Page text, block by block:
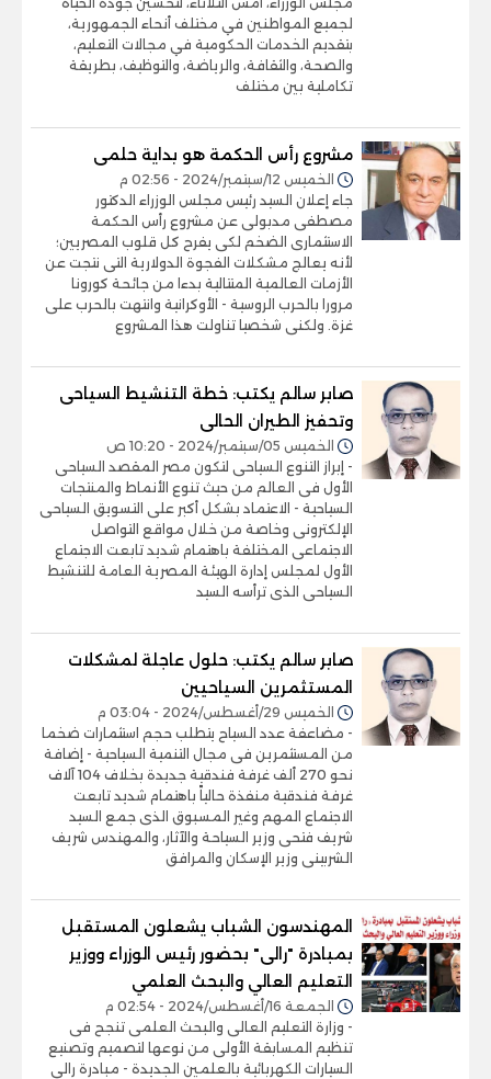
لجميع المواطنين في مختلف أنحاء الجمهورية،
بتقديم الخدمات الحكومية في مجالات التعليم،
والصحة، والثقافة، والرياضة، والتوظيف، بطريقة
تكاملية بين مختلف
مشروع رأس الحكمة هو بداية حلمى
الخميس 12/سبتمبر/2024 - 02:56 م
جاء إعلان السيد رئيس مجلس الوزراء الدكتور
مصطفى مدبولى عن مشروع رأس الحكمة
الاستثمارى الضخم لكى يفرح كل قلوب المصريين؛
لأنه يعالج مشكلات الفجوة الدولارية التى نتجت عن
الأزمات العالمية المتتالية بدءا من جائحة كورونا
مرورا بالحرب الروسية - الأوكرانية وانتهت بالحرب على
غزة. ولكنى شخصيا تناولت هذا المشروع
صابر سالم يكتب: خطة التنشيط السياحى
وتحفيز الطيران الحالى
الخميس 05/سبتمبر/2024 - 10:20 ص
- إبراز التنوع السياحى لتكون مصر المقصد السياحى
الأول فى العالم من حيث تنوع الأنماط والمنتجات
السياحية - الاعتماد بشكل أكبر على التسويق السياحى
الإلكترونى وخاصة من خلال مواقع التواصل
الاجتماعى المختلفة باهتمام شديد تابعت الاجتماع
الأول لمجلس إدارة الهيئة المصرية العامة للتنشيط
السياحى الذى ترأسه السيد
صابر سالم يكتب: حلول عاجلة لمشكلات
المستثمرين السياحيين
الخميس 29/أغسطس/2024 - 03:04 م
- مضاعفة عدد السياح يتطلب حجم استثمارات ضخما
من المستثمرين فى مجال التنمية السياحية - إضافة
نحو 270 ألف غرفة فندقية جديدة بخلاف 104 آلاف
غرفة فندقية منفذة حالياً باهتمام شديد تابعت
الاجتماع المهم وغير المسبوق الذى جمع السيد
شريف فتحى وزير السياحة والآثار، والمهندس شريف
الشربينى وزير الإسكان والمرافق
المهندسون الشباب يشعلون المستقبل
بمبادرة "رالى" بحضور رئيس الوزراء ووزير
التعليم العالي والبحث العلمي
الجمعة 16/أغسطس/2024 - 02:54 م
- وزارة التعليم العالى والبحث العلمى تنجح فى
تنظيم المسابقة الأولى من نوعها لتصميم وتصنيع
السيارات الكهربائية بالعلمين الجديدة - مبادرة رالي